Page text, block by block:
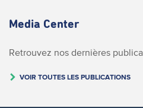
Media Center
Retrouvez nos dernières
VOIR TOUTES LES PUBLICATIONS